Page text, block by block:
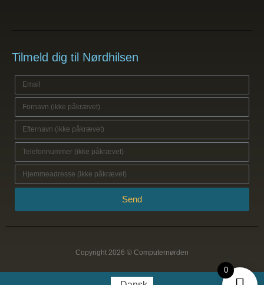
Tilmeld dig til Nørdhilsen
Send
Copyright 2026 © Computernørden
0